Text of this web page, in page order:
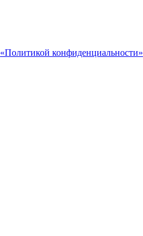
«Политикой конфиденциальности»